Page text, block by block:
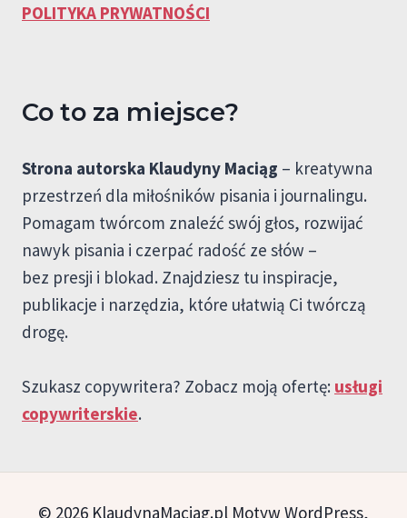
POLITYKA PRYWATNOŚCI
Co to za miejsce?
Strona autorska Klaudyny Maciąg – kreatywna
przestrzeń dla miłośników pisania i journalingu.
Pomagam twórcom znaleźć swój głos, rozwijać
nawyk pisania i czerpać radość ze słów –
bez presji i blokad. Znajdziesz tu inspiracje,
publikacje i narzędzia, które ułatwią Ci twórczą
drogę.
Szukasz copywritera? Zobacz moją ofertę: usługi
copywriterskie.
© 2026 KlaudynaMaciag.pl Motyw WordPress,